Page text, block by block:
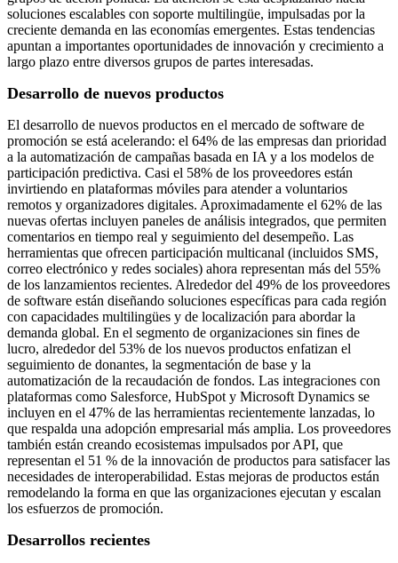
soluciones escalables con soporte multilingüe, impulsadas por la
creciente demanda en las economías emergentes. Estas tendencias
apuntan a importantes oportunidades de innovación y crecimiento a
largo plazo entre diversos grupos de partes interesadas.
Desarrollo de nuevos productos
El desarrollo de nuevos productos en el mercado de software de
promoción se está acelerando: el 64% de las empresas dan prioridad
a la automatización de campañas basada en IA y a los modelos de
participación predictiva. Casi el 58% de los proveedores están
invirtiendo en plataformas móviles para atender a voluntarios
remotos y organizadores digitales. Aproximadamente el 62% de las
nuevas ofertas incluyen paneles de análisis integrados, que permiten
comentarios en tiempo real y seguimiento del desempeño. Las
herramientas que ofrecen participación multicanal (incluidos SMS,
correo electrónico y redes sociales) ahora representan más del 55%
de los lanzamientos recientes. Alrededor del 49% de los proveedores
de software están diseñando soluciones específicas para cada región
con capacidades multilingües y de localización para abordar la
demanda global. En el segmento de organizaciones sin fines de
lucro, alrededor del 53% de los nuevos productos enfatizan el
seguimiento de donantes, la segmentación de base y la
automatización de la recaudación de fondos. Las integraciones con
plataformas como Salesforce, HubSpot y Microsoft Dynamics se
incluyen en el 47% de las herramientas recientemente lanzadas, lo
que respalda una adopción empresarial más amplia. Los proveedores
también están creando ecosistemas impulsados ​​por API, que
representan el 51 % de la innovación de productos para satisfacer las
necesidades de interoperabilidad. Estas mejoras de productos están
remodelando la forma en que las organizaciones ejecutan y escalan
los esfuerzos de promoción.
Desarrollos recientes